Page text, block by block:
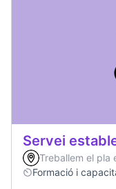
Servei
Treballem el pla
Formació i